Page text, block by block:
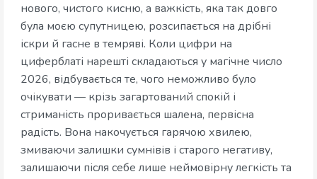
нового, чистого кисню, а важкість, яка так довго
була моєю супутницею, розсипається на дрібні
іскри й гасне в темряві. Коли цифри на
циферблаті нарешті складаються у магічне число
2026, відбувається те, чого неможливо було
очікувати — крізь загартований спокій і
стриманість проривається шалена, первісна
радість. Вона накочується гарячою хвилею,
змиваючи залишки сумнівів і старого негативу,
залишаючи після себе лише неймовірну легкість та